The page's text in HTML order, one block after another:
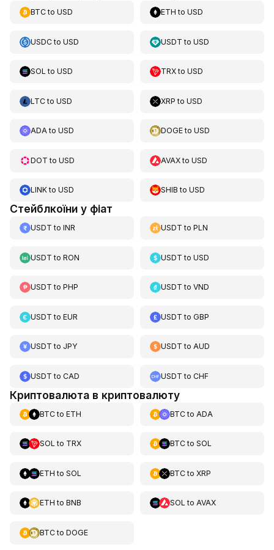
BTCto USD ETH toUSD
USDCto USD USDT toUSD
SOL to USD TRXtoUSD
LTCto USD XRP toUSD
ADAto USD DOGEtoUSD
DOT to USD AVAXtoUSD
LINKto USD SHIB toUSD
Стейблкоїни у фіат
USDT to INR USDT toPLN
USDT to RON USDT toUSD
USDT to PHP USDT toVND
USDT to EUR USDT toGBP
USDT to JPY USDT toAUD
USDT to CAD USDT toCHF
Криптовалюта в криптовалюту
BTCto ETH BTCto ADA
SOL to TRX BTCto SOL
ETH to SOL BTCto XRP
ETH to BNB SOL to AVAX
BTCto DOGE